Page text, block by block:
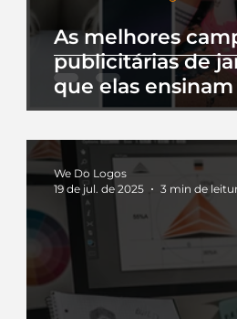
As melhores
publicitárias de
que elas
We Do Logos
19 de jul. de 2025
3 min de